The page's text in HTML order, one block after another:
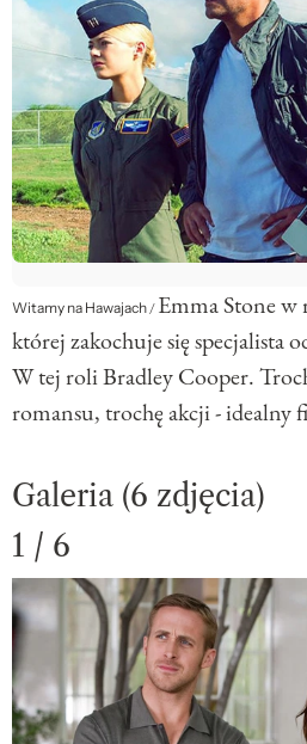
Witamy na Hawajach/Emma Stone
której zakochuje się specjalista
W tej roli Bradley Cooper.
romansu, trochę akcji - idealny
Galeria (6 zdjęcia)
1 / 6